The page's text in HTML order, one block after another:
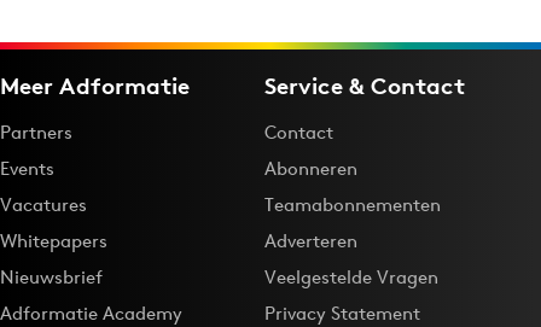
Meer Adformatie
Partners
Events
Vacatures
Whitepapers
Nieuwsbrief
Adformatie Academy
Service & Contact
Contact
Abonneren
Teamabonnementen
Adverteren
Veelgestelde Vragen
Privacy Statement